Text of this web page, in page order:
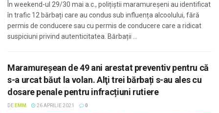
În weekend-ul 29/30 mai a.c., polițiștii maramureșeni au identificat
în trafic 12 bărbați care au condus sub influența alcoolului, fără
permis de conducere sau cu permis de conducere care a ridicat
suspiciuni privind autenticitatea. Bărbații ...
Maramureşean de 49 ani arestat preventiv pentru că
s-a urcat băut la volan. Alţi trei bărbați s-au ales cu
dosare penale pentru infracțiuni rutiere
DE EMM 26 APRILIE 2021 0